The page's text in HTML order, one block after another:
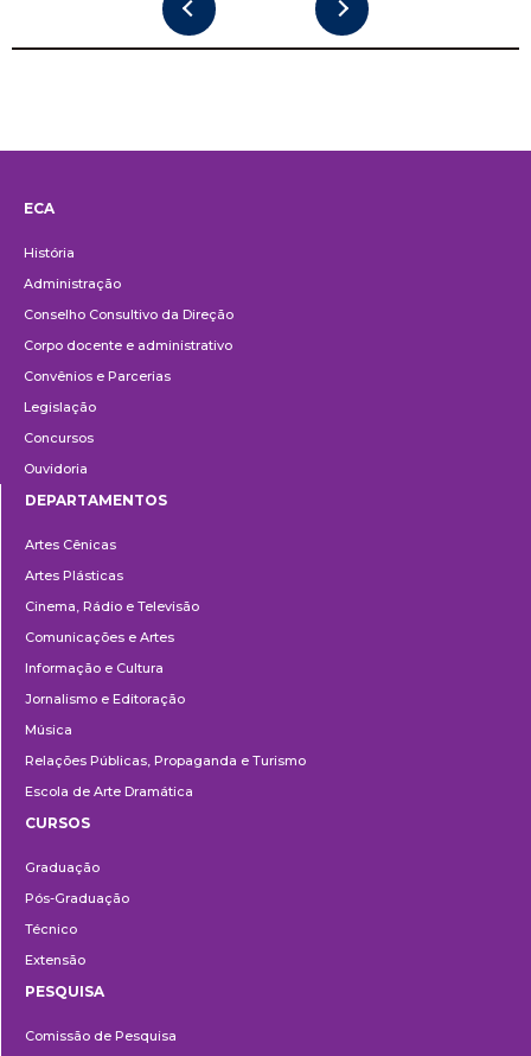
ECA
História
Administração
Conselho Consultivo da Direção
Corpo docente e administrativo
Convênios e Parcerias
Legislação
Concursos
Ouvidoria
DEPARTAMENTOS
Artes Cênicas
Artes Plásticas
Cinema, Rádio e Televisão
Comunicações e Artes
Informação e Cultura
Jornalismo e Editoração
Música
Relações Públicas, Propaganda e Turismo
Escola de Arte Dramática
CURSOS
Graduação
Pós-Graduação
Técnico
Extensão
PESQUISA
Comissão de Pesquisa